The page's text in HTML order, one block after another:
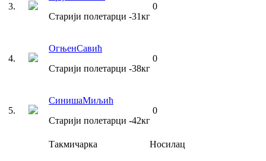
3.
Старији полетарци -31кг
0
4.
ОгњенСавић
Старији полетарци -38кг
0
5.
СинишаМиљић
Старији полетарци -42кг
0
Такмичарка Носилац